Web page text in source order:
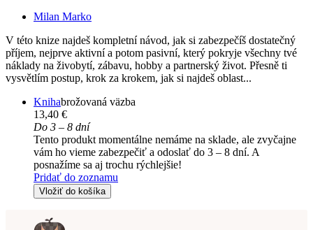
Milan Marko
V této knize najdeš kompletní návod, jak si zabezpečíš dostatečný
příjem, nejprve aktivní a potom pasivní, který pokryje všechny tvé
náklady na živobytí, zábavu, hobby a partnerský život. Přesně ti
vysvětlím postup, krok za krokem, jak si najdeš oblast...
Knihabrožovaná väzba
13,40 €
Do 3 – 8 dní
Tento produkt momentálne nemáme na sklade, ale zvyčajne
vám ho vieme zabezpečiť a odoslať do 3 – 8 dní. A
posnažíme sa aj trochu rýchlejšie!
Pridať do zoznamu
Vložiť do košíka